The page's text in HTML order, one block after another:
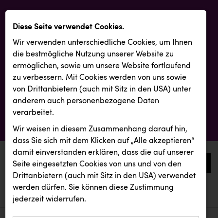
0
aktuelle aussendungen
aktuelle aussendungen
Diese Seite verwendet Cookies.
Wir verwenden unterschiedliche Cookies, um Ihnen
die best­mögliche Nutzung unserer Website zu
ermöglichen, sowie um unsere Website fortlaufend
zu verbessern. Mit Cookies werden von uns sowie
von Drittanbietern (auch mit Sitz in den USA) unter
anderem auch personenbezogene Daten
verarbeitet.
Wir weisen in diesem Zusammenhang darauf hin,
dass Sie sich mit dem Klicken auf „Alle akzeptieren“
damit ein­ver­standen erklären, dass die auf unserer
Seite eingesetzten Cookies von uns und von den
Drittanbietern (auch mit Sitz in den USA) verwendet
werden dürfen. Sie können diese Zustimmung
jederzeit widerrufen.